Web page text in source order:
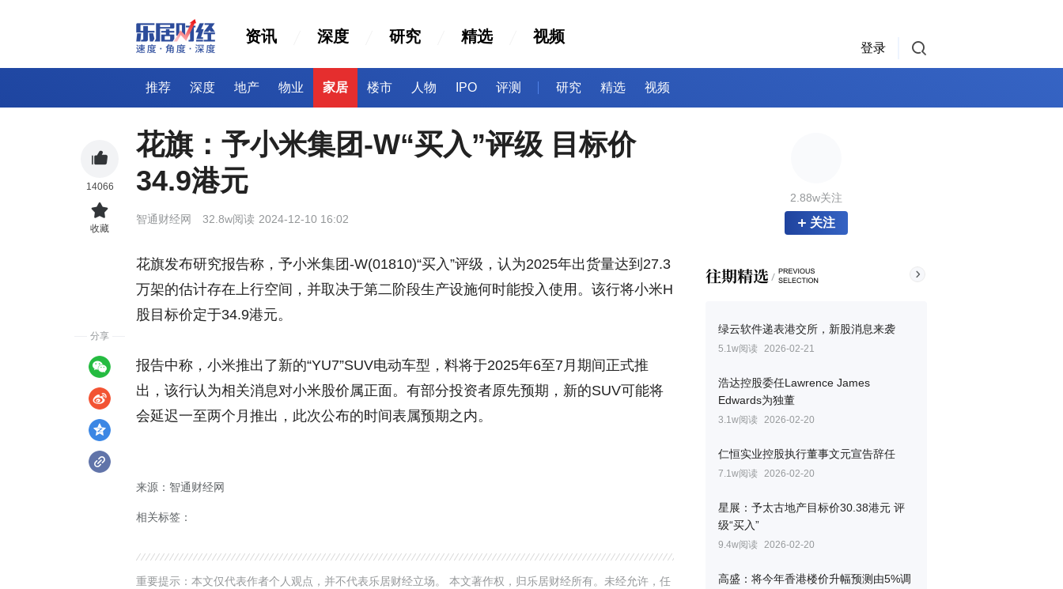
资讯 深度 研究 精选 视频
登录
推荐 深度 地产 物业 家居 楼市 人物 IPO 评测 研究 精选 视频
2.88w关注
关注
绿云软件递表港交所，新股消息来袭
5.1w阅读 2026-02-21
浩达控股委任Lawrence James
Edwards为独董
3.1w阅读 2026-02-20
仁恒实业控股执行董事文元宣告辞任
7.1w阅读 2026-02-20
星展：予太古地产目标价30.38港元 评
级“买入”
9.4w阅读 2026-02-20
高盛：将今年香港楼价升幅预测由5%调
花旗：予小米集团-W“买入”评级 目标价
34.9港元
智通财经网 32.8w阅读 2024-12-10 16:02
花旗发布研究报告称，予小米集团-W(01810)“买入”评级，认为2025年出货量达到27.3
万架的估计存在上行空间，并取决于第二阶段生产设施何时能投入使用。该行将小米H
股目标价定于34.9港元。
报告中称，小米推出了新的“YU7”SUV电动车型，料将于2025年6至7月期间正式推
出，该行认为相关消息对小米股价属正面。有部分投资者原先预期，新的SUV可能将
会延迟一至两个月推出，此次公布的时间表属预期之内。
来源：智通财经网
相关标签：
重要提示：本文仅代表作者个人观点，并不代表乐居财经立场。 本文著作权，归乐居财经所有。未经允许，任
14066
收藏
分享